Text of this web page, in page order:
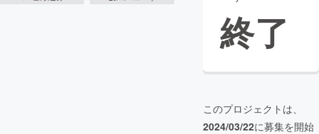
終了
このプロジェクトは、
2024/03/22に募集を開始